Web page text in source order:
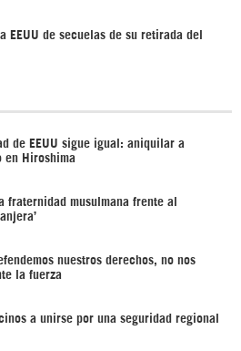
EEUU de secuelas de su retirada del
de EEUU sigue igual: aniquilar a
en Hiroshima
fraternidad musulmana frente al
nuestros derechos, no nos
la fuerza
a unirse por una seguridad regional